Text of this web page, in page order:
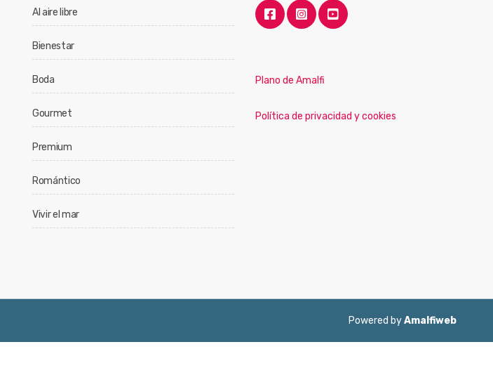
Al aire libre
Bienestar
Boda
Gourmet
Premium
Romántico
Vivir el mar
Plano de Amalfi
Política de privacidad y cookies
Powered byAmalfiweb